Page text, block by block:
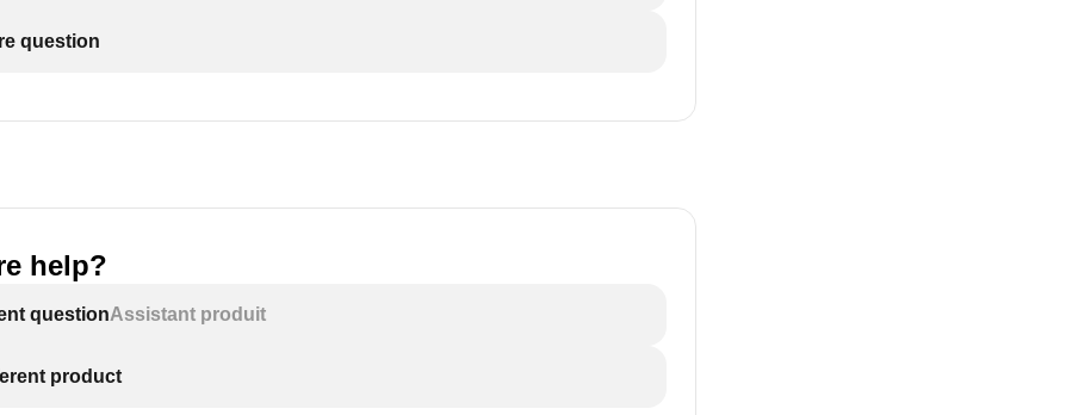
question
help?
questionAssistant produit
product